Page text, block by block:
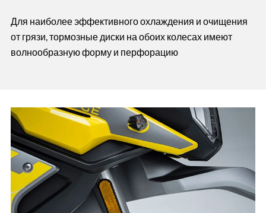
Для наиболее эффективного охлаждения и очищения
от грязи, тормозные диски на обоих колесах имеют
волнообразную форму и перфорацию